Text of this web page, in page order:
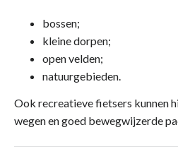
bossen;
kleine dorpen;
open velden;
natuurgebieden.
Ook recreatieve fietsers kunnen
wegen en goed bewegwijzerde